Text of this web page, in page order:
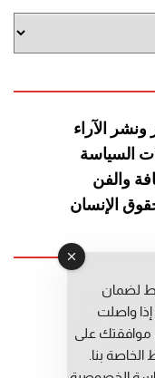
ونشر الآراء
السياسة
والفن
الإنسان
التوراني
قبال
حوحو
لضمان
واصلت
موافقتك على
بنا.